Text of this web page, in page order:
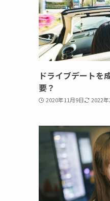
ドライブデートを
要？
2020年11月9日 2022